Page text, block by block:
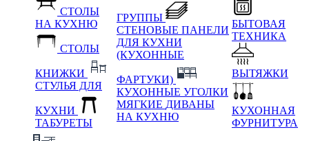
СТОЛЫ
НА КУХНЮ
СТОЛЫ
КНИЖКИ
СТУЛЬЯ ДЛЯ
КУХНИ
ТАБУРЕТЫ
ГРУППЫ
СТЕНОВЫЕ ПАНЕЛИ
ДЛЯ КУХНИ
(КУХОННЫЕ
ФАРТУКИ)
КУХОННЫЕ УГОЛКИ
МЯГКИЕ ДИВАНЫ
НА КУХНЮ
БЫТОВАЯ
ТЕХНИКА
ВЫТЯЖКИ
КУХОННАЯ
ФУРНИТУРА